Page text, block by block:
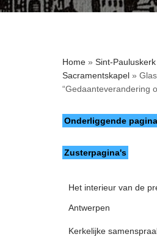
Home » Sint-Pauluskerk
Sacramentskapel »
“Gedaanteverandering
Onderliggende
Zusterpagina's
Het interieur van de
Antwerpen
Kerkelijke